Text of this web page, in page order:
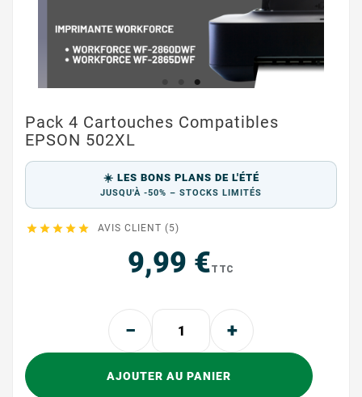
Pack 4 Cartouches Compatibles
EPSON 502XL
☀️ LES BONS PLANS DE L'ÉTÉ
JUSQU'À -50% – STOCKS LIMITÉS
     AVIS CLIENT (5)
9,99 €TTC
AJOUTER AU PANIER